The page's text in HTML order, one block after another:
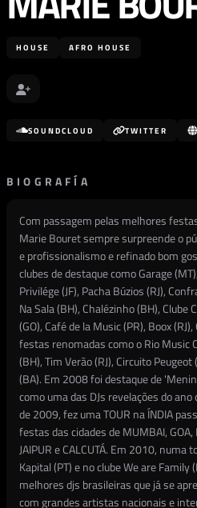
HOUSE AFRO HOUSE
SOUNDCLOUD TWITTER
BIOGRAFÍA
Com passagem pelas melhores
Marie Bouret sempre surpreende o
e profissionalismo e refinado bom
clubes de destaque como Garage
Privilége (JF), Pacha Búzios (RJ),
Na Sala (BH), Chalézinho (BH), Clube
(GO), Café de la Music (PR), Boox
festas renomadas como o Rio Music
(BH), Tim Verão (RJ), Circuito
(BA). Em 2008 foi destaque de
como uma das DJs revelações do
de 2009, fez uma TOUR na ÍNDIA
festas das cidades de MUMBAI, GOA,
JAIPUR e CALCUTÁ. Em 2010, numa
Kapital (PT) e no clube We are
melhores djs brasileiras que já se
com grandes artistas nacionais e